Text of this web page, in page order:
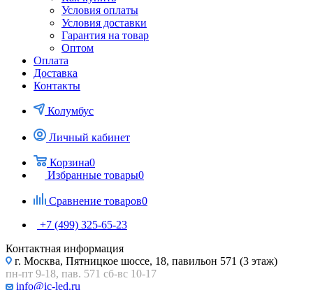
Условия оплаты
Условия доставки
Гарантия на товар
Оптом
Оплата
Доставка
Контакты
Колумбус
Личный кабинет
Корзина0
Избранные товары0
Сравнение товаров0
+7 (499) 325-65-23
Контактная информация
г. Москва, Пятницкое шоссе, 18, павильон 571 (3 этаж)
пн-пт 9-18, пав. 571 сб-вс 10-17
info@ic-led.ru